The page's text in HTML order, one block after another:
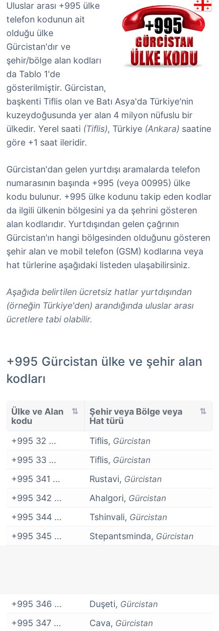
Uluslar arası +995 ülke
telefon kodunun ait
olduğu ülke
Gürcistan'dır ve
şehir/bölge alan kodları
da Tablo 1'de
gösterilmiştir. Gürcistan,
başkenti Tiflis olan ve Batı Asya'da Türkiye'nin
kuzeydoğusunda yer alan 4 milyon nüfuslu bir
ülkedir. Yerel saati (Tiflis), Türkiye (Ankara) saatine
göre +1 saat ileridir.
Gürcistan'dan gelen yurtdışı aramalarda telefon
numarasının başında +995 (veya 00995) ülke
kodu bulunur. +995 ülke kodunu takip eden kodlar
da ilgili ülkenin bölgesini ya da şehrini gösteren
alan kodlarıdır. Yurtdışından gelen çağrının
Gürcistan'ın hangi bölgesinden olduğunu gösteren
şehir alan ve mobil telefon (GSM) kodlarına veya
hat türlerine aşağıdaki listeden ulaşabilirsiniz.
Aşağıda belirtilen ücretsiz hatlar yurtdışından
(örneğin Türkiye'den) arandığında uluslar arası
ücretlere tabi olabilir.
+995 Gürcistan ülke ve şehir alan
kodları
Ülke ve Alan
kodu
Şehir veya Bölge veya
Hat türü
+995 32 ...
Tiflis, Gürcistan
+995 33 ... Tiflis, Gürcistan
+995 341 ... Rustavi, Gürcistan
+995 342 ... Ahalgori, Gürcistan
+995 344 ... Tshinvali, Gürcistan
+995 345 ... Stepantsminda, Gürcistan
+995 346 ... Duşeti, Gürcistan
+995 347 ... Cava, Gürcistan